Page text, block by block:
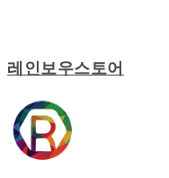
레인보우스토어